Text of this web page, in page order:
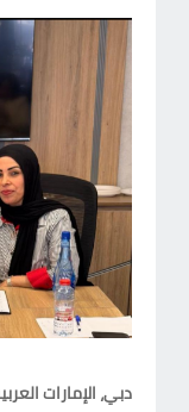
دبي، الإمارات